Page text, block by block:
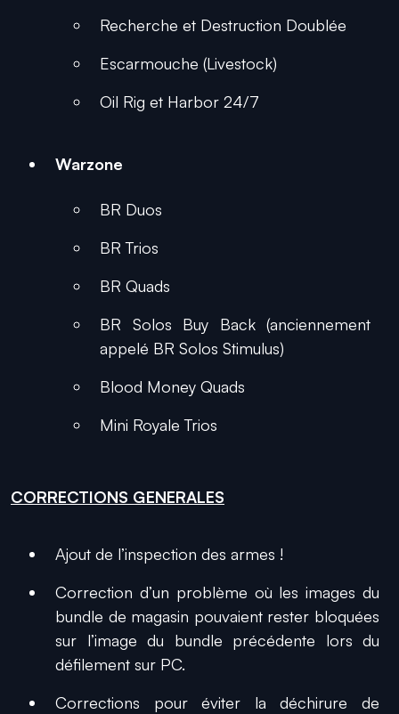
Recherche et Destruction Doublée
Escarmouche (Livestock)
Oil Rig et Harbor 24/7
Warzone
BR Duos
BR Trios
BR Quads
BR Solos Buy Back (anciennement
appelé BR Solos Stimulus)
Blood Money Quads
Mini Royale Trios
CORRECTIONS GENERALES
Ajout de l’inspection des armes !
Correction d’un problème où les images du
bundle de magasin pouvaient rester bloquées
sur l’image du bundle précédente lors du
défilement sur PC.
Corrections pour éviter la déchirure de